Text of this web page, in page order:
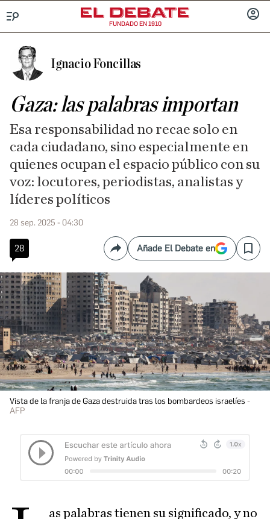
FUNDADO EN 1910
Ignacio Foncillas
Gaza: las palabras importan
Esa responsabilidad no recae solo en
cada ciudadano, sino especialmente en
quienes ocupan el espacio público con su
voz: locutores, periodistas, analistas y
líderes políticos
28 sep. 2025 - 04:30
28 CompartirAñade El Debate en Save
Vista de la franja de Gaza destruida tras los bombardeos israelíes
AFP
as palabras tienen su significado, y no